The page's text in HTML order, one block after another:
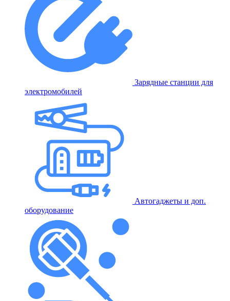
Зарядные станции для
электромобилей
Автогаджеты и доп.
оборудование